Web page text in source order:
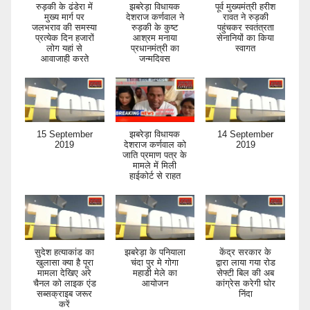
रुड़की के ढंडेरा में
मुख्य मार्ग पर
जलभराव की समस्या
प्रत्येक दिन हजारों
लोग यहां से
आवाजाही करते
झबरेड़ा विधायक
देशराज कर्णवाल ने
रुड़की के कुष्ट
आश्रम मनाया
प्रधानमंत्री का
जन्मदिवस
पूर्व मुख्यमंत्री हरीश
रावत ने रुड़की
पहुंचकर स्वतंत्रता
सेनानियों का किया
स्वागत
15 September
2019
झबरेड़ा विधायक
देशराज कर्णवाल को
जाति प्रमाण पत्र के
मामले में मिली
हाईकोर्ट से राहत
14 September
2019
सुदेश हत्याकांड का
खुलासा क्या है पूरा
मामला देखिए अरे
चैनल को लाइक एंड
सब्सक्राइब जरूर
करें
झबरेड़ा के पनियाला
चंदा पुर मे गोगा
महाडी मेले का
आयोजन
केंद्र सरकार के
द्वारा लाया गया रोड
सेफ्टी बिल की अब
कांग्रेस करेगी घोर
निंदा